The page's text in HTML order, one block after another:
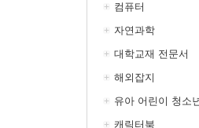
컴퓨터
자연과학
대학교재 전문서
해외잡지
유아 어린이 청소
캐릭터북